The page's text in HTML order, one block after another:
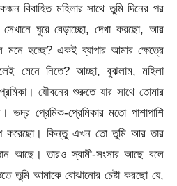
বিবাহিত মহিলার সাথে তুমি দিনের পর
ঘুরে বেড়াচ্ছো, দেখা করছো, আর
মনে হচ্ছে? একই ব্যাপার আমার ক্ষেত্রে
মেনে নিতে? আচ্ছা, বুঝলাম, মহিলা
যৌবনের শুরুতে যার সাথে তোমার
ভদ্র প্রেমিক-প্রেমিকার মতো পাশাপাশি
করেছো। কিন্তু এখন তো তুমি আর তার
আছে। তারও স্বামী-সংসার আছে বলে
তুমি আমাকে বোঝানোর চেষ্টা করছো যে,